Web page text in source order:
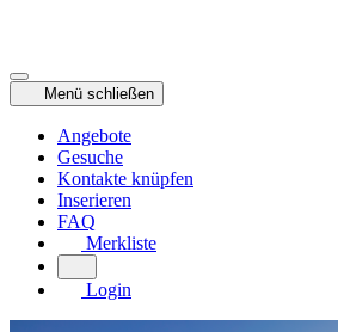
Menü schließen
Angebote
Gesuche
Kontakte knüpfen
Inserieren
FAQ
Merkliste
Login